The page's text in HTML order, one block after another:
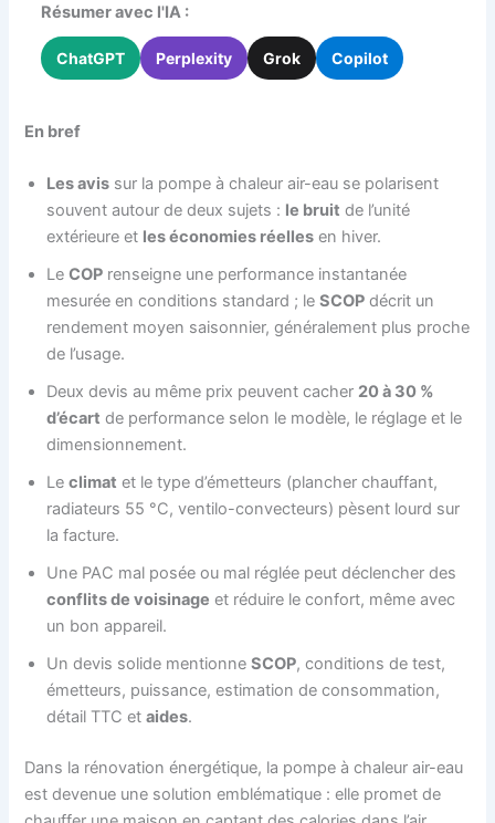
Résumer avec l'IA :
ChatGPT Perplexity Grok Copilot
En bref
Les avis sur la pompe à chaleur air-eau se polarisent
souvent autour de deux sujets : le bruit de l’unité
extérieure et les économies réelles en hiver.
LeCOP renseigne une performance instantanée
mesurée en conditions standard ; leSCOP décrit un
rendement moyen saisonnier, généralement plus proche
de l’usage.
Deux devis au même prix peuvent cacher 20 à 30 %
d’écart de performance selon le modèle, le réglage et le
dimensionnement.
Leclimat et le type d’émetteurs (plancher chauffant,
radiateurs 55 °C, ventilo-convecteurs) pèsent lourd sur
la facture.
Une PAC mal posée ou mal réglée peut déclencher des
conflits de voisinage et réduire le confort, même avec
un bon appareil.
Un devis solide mentionneSCOP, conditions de test,
émetteurs, puissance, estimation de consommation,
détail TTC etaides.
Dans la rénovation énergétique, la pompe à chaleur air-eau
est devenue une solution emblématique : elle promet de